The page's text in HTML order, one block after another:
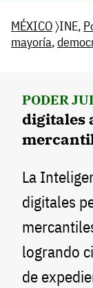
MÉXICO〉INE,
mayoría,
PODER
digitales
La
digitales
logrando
de